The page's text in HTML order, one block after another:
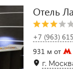
Отель
+7 (963)
931 м от
г.